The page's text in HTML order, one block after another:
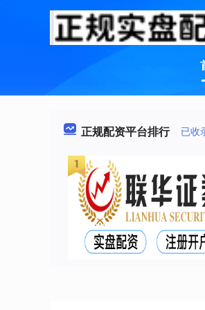
正规配资平台排行 已收